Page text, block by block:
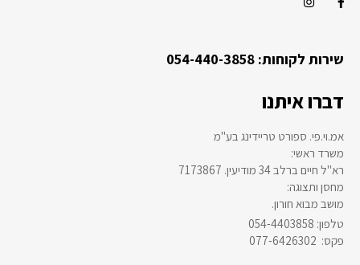
שירות לקוחות: 054-440-3858
דברו איתנו
אמ.וי.פי. ספורט טריידינג בע"מ
:משרד ראשי
רא"ל חיים ברלב 34 מודיעין. 7173867
:מחסן ותצוגה
.מושב מבוא חורון
054-4403858 :טלפון
077-6426302 :פקס